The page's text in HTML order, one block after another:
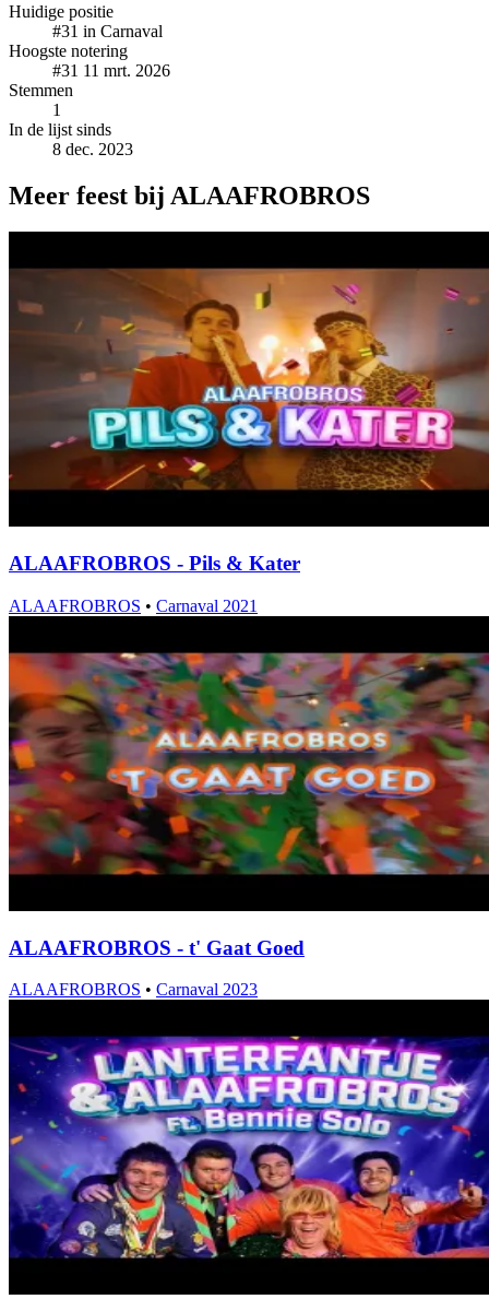
Huidige positie
#31 in Carnaval
Hoogste notering
#31 11 mrt. 2026
Stemmen
1
In de lijst sinds
8 dec. 2023
Meer feest bij ALAAFROBROS
ALAAFROBROS - Pils & Kater
ALAAFROBROS • Carnaval 2021
ALAAFROBROS - t' Gaat Goed
ALAAFROBROS • Carnaval 2023